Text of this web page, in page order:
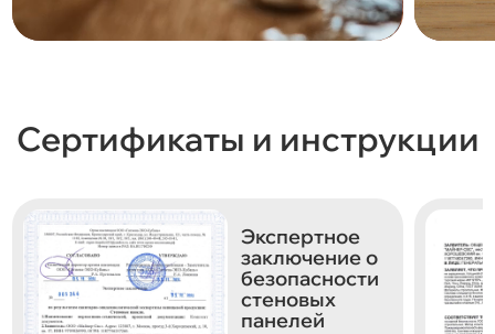
Сертификаты и инструкции
Экспертное
заключение о
безопасности
стеновых
панелей